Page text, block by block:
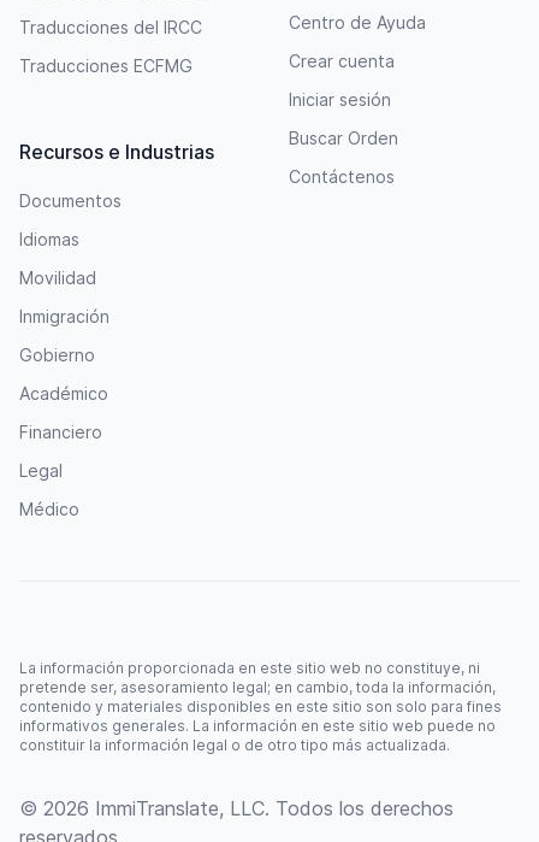
Traducciones del IRCC
Traducciones ECFMG
Recursos e Industrias
Documentos
Idiomas
Movilidad
Inmigración
Gobierno
Académico
Financiero
Legal
Médico
Centro de Ayuda
Crear cuenta
Iniciar sesión
Buscar Orden
Contáctenos
La información proporcionada en este sitio web no constituye, ni
pretende ser, asesoramiento legal; en cambio, toda la información,
contenido y materiales disponibles en este sitio son solo para fines
informativos generales. La información en este sitio web puede no
constituir la información legal o de otro tipo más actualizada.
© 2026 ImmiTranslate, LLC. Todos los derechos
reservados.